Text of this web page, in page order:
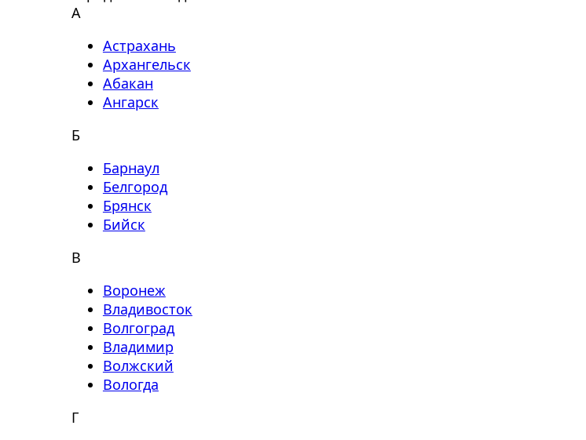
А
Астрахань
Архангельск
Абакан
Ангарск
Б
Барнаул
Белгород
Брянск
Бийск
В
Воронеж
Владивосток
Волгоград
Владимир
Волжский
Вологда
Г